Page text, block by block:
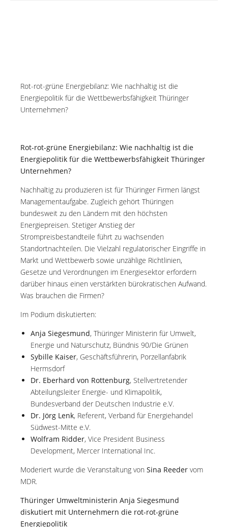
Rot-rot-grüne Energiebilanz: Wie nachhaltig ist die
Energiepolitik für die Wettbewerbsfähigkeit Thüringer
Unternehmen?
Rot-rot-grüne Energiebilanz: Wie nachhaltig ist die
Energiepolitik für die Wettbewerbsfähigkeit Thüringer
Unternehmen?
Nachhaltig zu produzieren ist für Thüringer Firmen längst
Managementaufgabe. Zugleich gehört Thüringen
bundesweit zu den Ländern mit den höchsten
Energiepreisen. Stetiger Anstieg der
Strompreisbestandteile führt zu wachsenden
Standortnachteilen. Die Vielzahl regulatorischer Eingriffe in
Markt und Wettbewerb sowie unzählige Richtlinien,
Gesetze und Verordnungen im Energiesektor erfordern
darüber hinaus einen verstärkten bürokratischen Aufwand.
Was brauchen die Firmen?
Im Podium diskutierten:
Anja Siegesmund, Thüringer Ministerin für Umwelt,
Energie und Naturschutz, Bündnis 90/Die Grünen
Sybille Kaiser, Geschäftsführerin, Porzellanfabrik
Hermsdorf
Dr. Eberhard von Rottenburg, Stellvertretender
Abteilungsleiter Energie- und Klimapolitik,
Bundesverband der Deutschen Industrie e.V.
Dr. Jörg Lenk, Referent, Verband für Energiehandel
Südwest-Mitte e.V.
Wolfram Ridder, Vice President Business
Development, Mercer International Inc.
Moderiert wurde die Veranstaltung von Sina Reeder vom
MDR.
Thüringer Umweltministerin Anja Siegesmund
diskutiert mit Unternehmern die rot-rot-grüne
Energiepolitik